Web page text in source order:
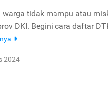
warga tidak mampu atau
DKI. Begini cara daftar
2024